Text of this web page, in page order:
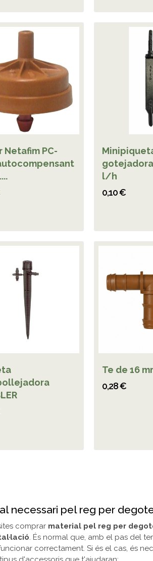
Netafim PC-
gotejadora
l/h
0,10 €
Te de 16
0,28 €
necessari pel reg per
comprar material pel reg per
. És normal que, amb el pas del
correctament. Si és el cas, és